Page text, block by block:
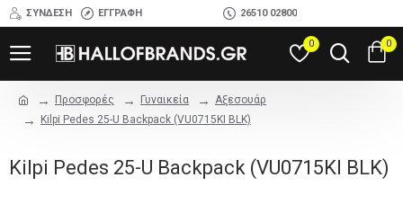
ΣΎΝΔΕΣΗ ΕΓΓΡΑΦΉ 26510 02800
0 0
Προσφορές Γυναικεία
Αξεσουάρ
Kilpi Pedes 25-U Backpack (VU0715KI BLK)
Kilpi Pedes 25-U Backpack (VU0715KI BLK)